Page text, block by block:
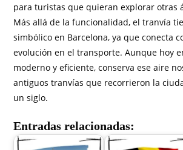
para turistas que quieran explorar otras
Más allá de la funcionalidad, el tranvía
simbólico en Barcelona, ya que conecta
evolución en el transporte. Aunque hoy
moderno y eficiente, conserva ese aire
antiguos tranvías que recorrieron la
un siglo.
Entradas relacionadas: